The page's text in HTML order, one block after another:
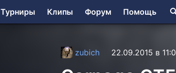
Турниры Клипы Форум Помощь
zubich 22.09.2015 в